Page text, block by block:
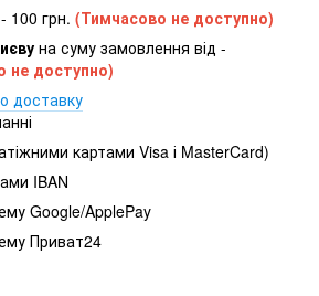
- 100 грн. (Тимчасово не доступно)
на суму замовлення від -
не доступно)
доставку
картами Visa і MasterCard)
IBAN
Google/ApplePay
Приват24